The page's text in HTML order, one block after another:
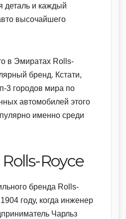
деталь и каждый
высочайшего
в Эмиратах Rolls-
бренд. Кстати,
3 городов мира по
автомобилей этого
именно среди
Royce
бренда Rolls-
году, когда инженер
Чарльз